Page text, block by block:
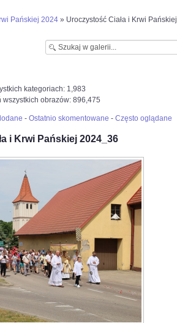
Pańskiej 2024 » Uroczystość Ciała i Krwi Pańskiej
kategoriach: 1,983
wszystkich obrazów: 896,475
- Ostatnio skomentowane - Często oglądane
i Krwi Pańskiej 2024_36